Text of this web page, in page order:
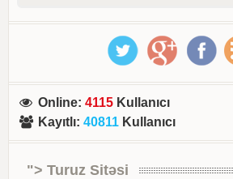
Online:4115 Kullanıcı
Kayıtlı:40811 Kullanıcı
"> Turuz Sitəsi